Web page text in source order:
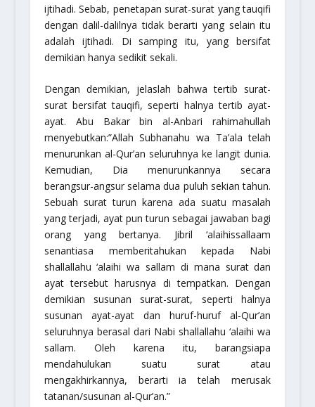
ijtihadi. Sebab, penetapan surat-surat yangtauqifi
dengan dalil-dalilnya tidak berarti yang selain itu
adalah ijtihadi. Di samping itu, yang bersifat
demikian hanya sedikit sekali.
Dengan demikian, jelaslah bahwa tertib surat-
surat bersifattauqifi, seperti halnya tertib ayat-
ayat. Abu Bakar bin al-Anbarirahimahullah
menyebutkan:”AllahSubhanahu wa Ta’ala telah
menurunkan al-Qur’an seluruhnya ke langit dunia.
Kemudian, Dia menurunkannya secara
berangsur-angsur selama dua puluh sekian tahun.
Sebuah surat turun karena ada suatu masalah
yang terjadi, ayat pun turun sebagai jawaban bagi
orang yang bertanya. Jibril‘alaihissallaam
senantiasa memberitahukan kepada Nabi
shallallahu ‘alaihi wa sallam di mana surat dan
ayat tersebut harusnya di tempatkan. Dengan
demikian susunan surat-surat, seperti halnya
susunan ayat-ayat dan huruf-huruf al-Qur’an
seluruhnya berasal dari Nabi shallallahu ‘alaihi wa
sallam. Oleh karena itu, barangsiapa
mendahulukan suatu surat atau
mengakhirkannya, berarti ia telah merusak
tatanan/susunan al-Qur’an.”